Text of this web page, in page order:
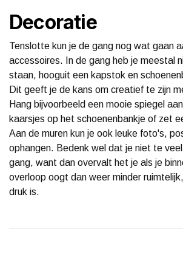
Decoratie
Tenslotte kun je de gang nog wat gaan
accessoires. In de gang heb je meestal
staan, hooguit een kapstok en
Dit geeft je de kans om creatief te zijn
Hang bijvoorbeeld een mooie spiegel
kaarsjes op het schoenenbankje of zet
Aan de muren kun je ook leuke foto's,
ophangen. Bedenk wel dat je niet te
gang, want dan overvalt het je als je
overloop oogt dan weer minder
druk is.